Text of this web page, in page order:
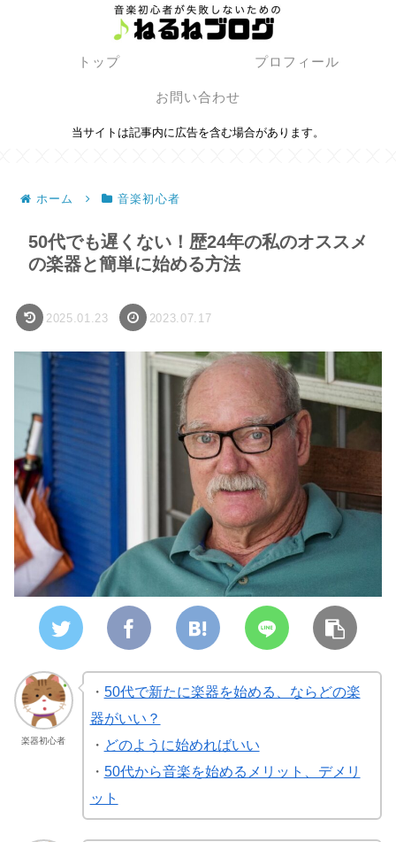
トップ プロフィール
お問い合わせ
当サイトは記事内に広告を含む場合があります。
ホーム 音楽初心者
50代でも遅くない！歴24年の私のオススメ
の楽器と簡単に始める方法
2025.01.23 2023.07.17
楽器初心者
・ 50代で新たに楽器を始める、ならどの楽
器がいい？
・ どのように始めればいい
・ 50代から音楽を始めるメリット、デメリ
ット